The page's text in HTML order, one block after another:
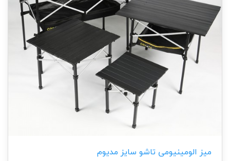
میز الومینیومی تاشو سایز مدیوم